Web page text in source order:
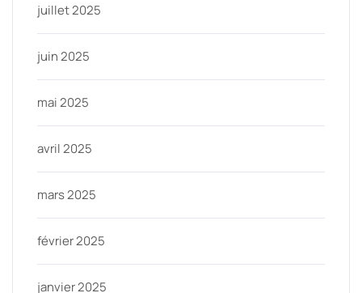
juillet 2025
juin 2025
mai 2025
avril 2025
mars 2025
février 2025
janvier 2025